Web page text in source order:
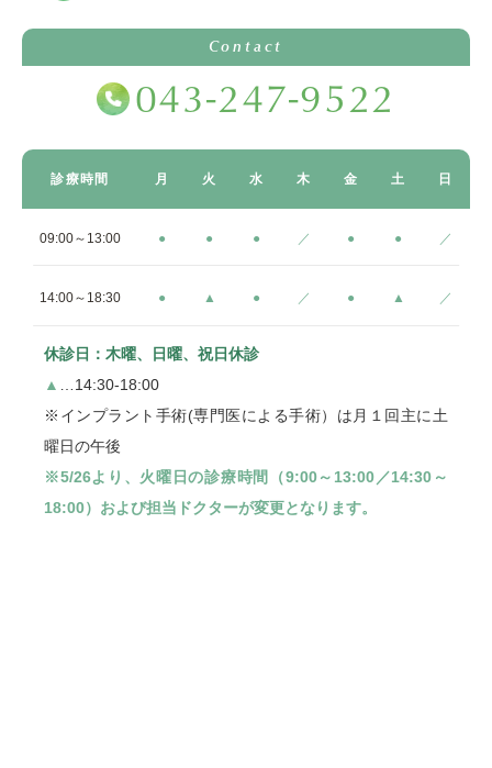
Contact
043-247-9522
診療時間 月 火 水 木 金 土 日
09:00～13:00 ● ● ● ／ ● ● ／
14:00～18:30 ● ▲ ● ／ ● ▲ ／
休診日：木曜、日曜、祝日休診
▲
…14:30-18:00
※インプラント手術(専門医による手術）は月１回主に土
曜日の午後
※5/26より、火曜日の診療時間（9:00～13:00／14:30～
18:00）および担当ドクターが変更となります。